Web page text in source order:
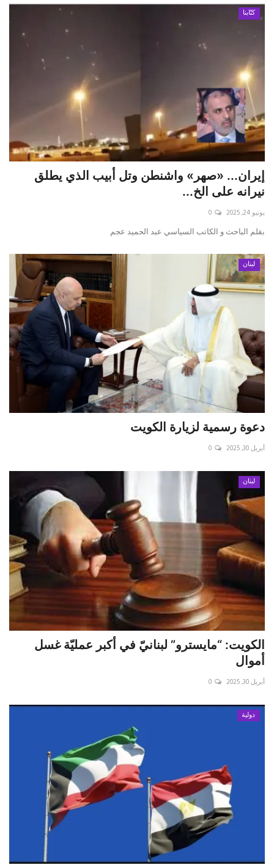
كتّابنا
إيران... «صهر» واشنطن وتل أبيب الذي يطلق
نيرانه على الخ...
يونيو 24, 2025 0
بقلم الباحث و الكاتب السياسي عبد الحميد عجم
لبنان
دعوة رسمية لزيارة الكويت
أبريل 30, 2025 0
لبنان
الكويت: “مايسترو” لبنانيّ في أكبر عمليّة غسل
أموال
أبريل 30, 2025 0
دولية